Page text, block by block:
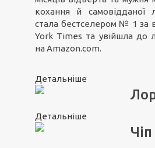
кохання й самовідданої
стала бестселером № 1 за
York Times та увійшла до
на Amazon.com.
Детальніше
Детальніше